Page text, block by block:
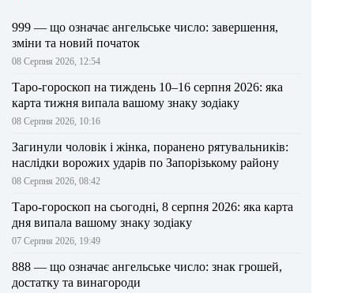
999 — що означає ангельське число: завершення,
зміни та новий початок
08 Серпня 2026, 12:54
Таро-гороскоп на тиждень 10–16 серпня 2026: яка
карта тижня випала вашому знаку зодіаку
08 Серпня 2026, 10:16
Загинули чоловік і жінка, поранено рятувальників:
наслідки ворожих ударів по Запорізькому району
08 Серпня 2026, 08:42
Таро-гороскоп на сьогодні, 8 серпня 2026: яка карта
дня випала вашому знаку зодіаку
07 Серпня 2026, 19:49
888 — що означає ангельське число: знак грошей,
достатку та винагороди